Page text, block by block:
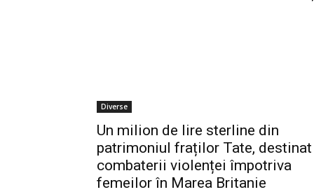
Diverse
Un milion de lire sterline din
patrimoniul fraților Tate, destinat
combaterii violenței împotriva
femeilor în Marea Britanie